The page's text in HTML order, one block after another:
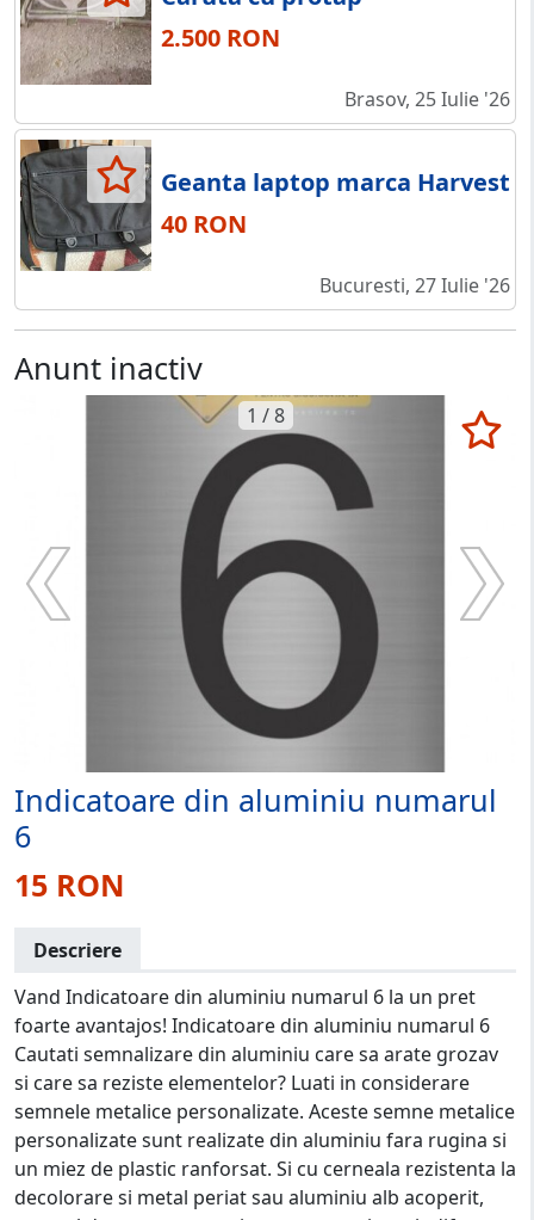
2.500 RON
Brasov, 25 Iulie '26
Geanta laptop marca Harvest
40 RON
Bucuresti, 27 Iulie '26
Anunt inactiv
1 / 8
Indicatoare din aluminiu numarul
6
15 RON
Descriere
Vand Indicatoare din aluminiu numarul 6 la un pret
foarte avantajos! Indicatoare din aluminiu numarul 6
Cautati semnalizare din aluminiu care sa arate grozav
si care sa reziste elementelor? Luati in considerare
semnele metalice personalizate. Aceste semne metalice
personalizate sunt realizate din aluminiu fara rugina si
un miez de plastic ranforsat. Si cu cerneala rezistenta la
decolorare si metal periat sau aluminiu alb acoperit,